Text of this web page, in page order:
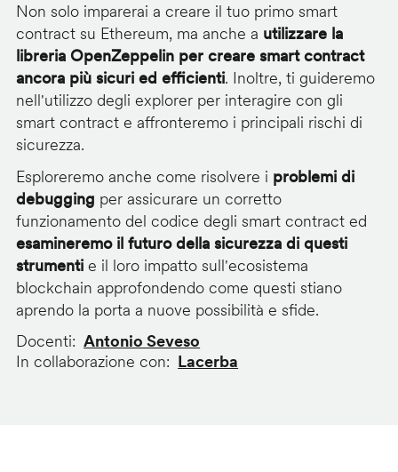
Non solo imparerai a creare il tuo primo smart
contract su Ethereum, ma anche a utilizzare la
libreria OpenZeppelin per creare smart contract
ancora più sicuri ed efficienti. Inoltre, ti guideremo
nell'utilizzo degli explorer per interagire con gli
smart contract e affronteremo i principali rischi di
sicurezza.
Esploreremo anche come risolvere i problemi di
debugging per assicurare un corretto
funzionamento del codice degli smart contract ed
esamineremo il futuro della sicurezza di questi
strumentie il loro impatto sull'ecosistema
blockchain approfondendo come questi stiano
aprendo la porta a nuove possibilità e sfide.
Docenti
Antonio Seveso
In collaborazione con
Lacerba